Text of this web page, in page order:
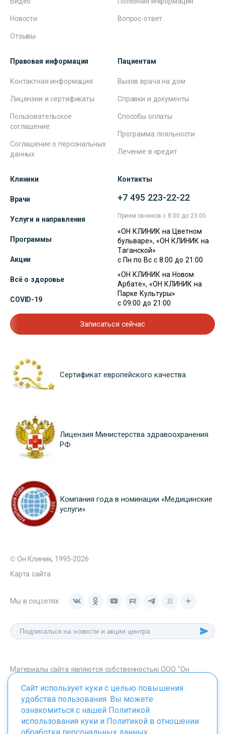
Новости
Отзывы
Вопрос-ответ
Правовая информация
Контактная информация
Лицензии и сертификаты
Пользовательское
соглашение
Соглашение о персональных
данных
Пациентам
Вызов врача на дом
Справки и документы
Способы оплаты
Программа лояльности
Лечение в кредит
Клиники
Врачи
Услуги и направления
Программы
Акции
Всё о здоровье
COVID-19
Контакты
+7 495 223-22-22
Прием звонков с 8:00 до 23:00
«ОН КЛИНИК на Цветном
бульваре», «ОН КЛИНИК на
Таганской»
с Пн по Вс с 8:00 до 21:00
«ОН КЛИНИК на Новом
Арбате», «ОН КЛИНИК на
Парке Культуры»
с 09:00 до 21:00
Записаться сейчас
Сертификат европейского качества
Лицензия Министерства здравоохранения
РФ
Компания года в номинации «Медицинские
услуги»
© Он Клиник, 1995-2026
Карта сайта
Мы в соцсетях
Материалы сайта являются собственностью ООО "Он
onclinic.ru запрещено в соответствии со статьей 1259 ГК. РФ.
Сайт использует куки с целью повышения
удобства пользования. Вы можете
ознакомиться с нашей Политикой
использования куки и Политикой в отношении